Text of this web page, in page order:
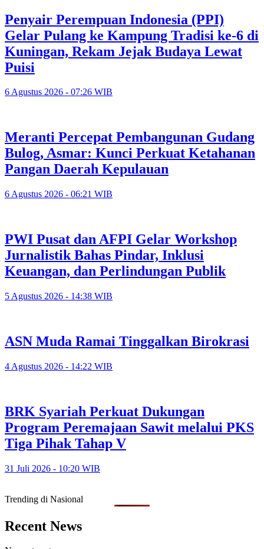
Penyair Perempuan Indonesia (PPI)
Gelar Pulang ke Kampung Tradisi ke-6 di
Kuningan, Rekam Jejak Budaya Lewat
Puisi
6 Agustus 2026 - 07:26 WIB
Meranti Percepat Pembangunan Gudang
Bulog, Asmar: Kunci Perkuat Ketahanan
Pangan Daerah Kepulauan
6 Agustus 2026 - 06:21 WIB
PWI Pusat dan AFPI Gelar Workshop
Jurnalistik Bahas Pindar, Inklusi
Keuangan, dan Perlindungan Publik
5 Agustus 2026 - 14:38 WIB
ASN Muda Ramai Tinggalkan Birokrasi
4 Agustus 2026 - 14:22 WIB
BRK Syariah Perkuat Dukungan
Program Peremajaan Sawit melalui PKS
Tiga Pihak Tahap V
31 Juli 2026 - 10:20 WIB
Trending di Nasional
Recent News